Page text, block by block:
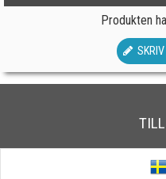
Produkten
SKRIV